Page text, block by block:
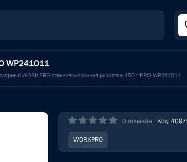
WP241011
WORKPRO стекловолоконная рукоятка 450 г PRO WP241011
0 отзывов Код:
WORKPRO